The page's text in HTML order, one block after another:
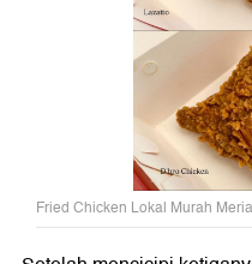
Fried Chicken Lokal Murah